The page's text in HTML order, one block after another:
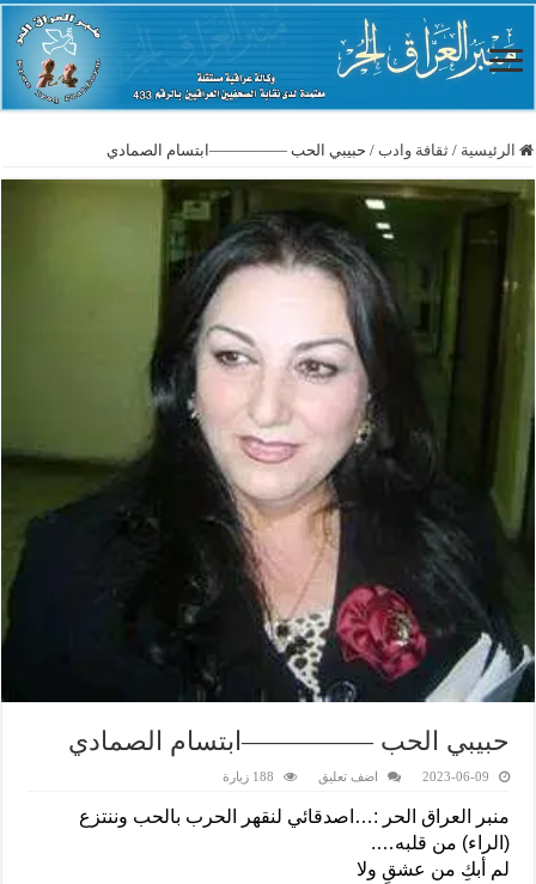
الرئيسية / ثقافة وادب / حبيبي الحب —————ابتسام الصمادي
حبيبي الحب —————ابتسام الصمادي
2023-06-09 اضف تعليق 188 زيارة
منبر العراق الحر :…اصدقائي لنقهر الحرب بالحب وننتزع
(الراء) من قلبه….
لم أبكِ من عشقٍ ولا